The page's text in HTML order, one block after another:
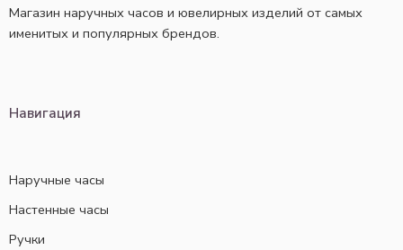
Магазин наручных часов и ювелирных изделий от самых
именитых и популярных брендов.
Навигация
Наручные часы
Настенные часы
Ручки